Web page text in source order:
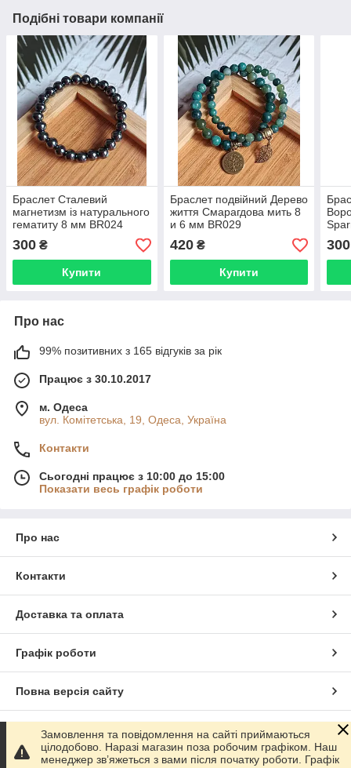
Подібні товари компанії
Браслет Сталевий
магнетизм із натурального
гематиту 8 мм BR024
300 ₴
Купити
Браслет подвійний Дерево
життя Смарагдова мить 8
и 6 мм BR029
420₴
Купити
300
Про нас
99% позитивних з 165 відгуків за рік
Працює з 30.10.2017
м. Одеса
вул. Комітетська, 19, Одеса, Україна
Контакти
Сьогодні працює з 10:00 до 15:00
Показати весь графік роботи
Про нас
Контакти
Доставка та оплата
Графік роботи
Повна версія сайту
Сайт створено на маркетплейсі Prom.ua
Замовлення та повідомлення на сайті приймаються
цілодобово. Наразі магазин поза робочим графіком. Наш
менеджер зв’яжеться з вами після початку роботи. Графік